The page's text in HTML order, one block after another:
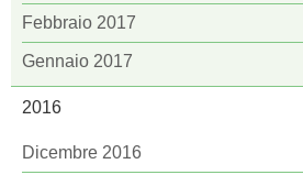
Febbraio 2017
Gennaio 2017
2016
Dicembre 2016